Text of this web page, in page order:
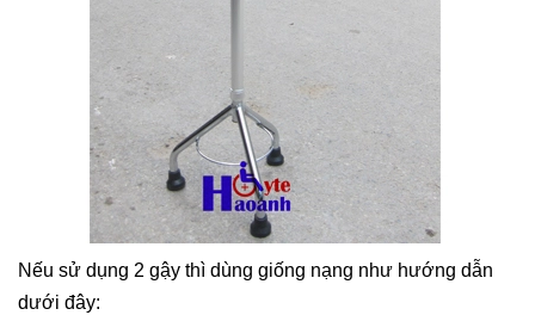
Nếu sử dụng 2 gậy thì dùng giống nạng như hướng dẫn
dưới đây: